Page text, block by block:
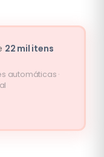
22 mil itens
automáticas ·